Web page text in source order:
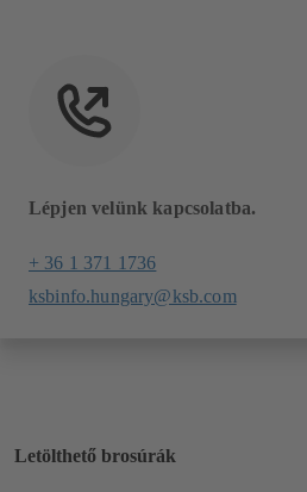
Lépjen velünk kapcsolatba.
+ 36 1 371 1736
ksbinfo.hungary@ksb.com
Letölthető brosúrák